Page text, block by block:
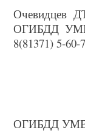
Очевидцев
ОГИБДД
8(81371) 5-60-
ОГИБДД